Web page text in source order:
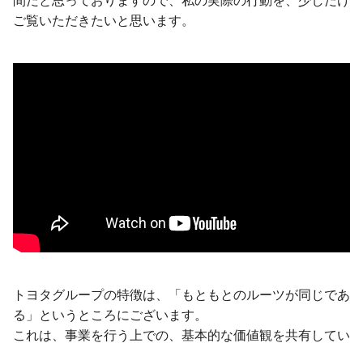
ご覧いただきたいと思います。
トヨタグループの特徴は、「もともとのルーツが同じであ
る」というところにございます。
これは、事業を行う上での、基本的な価値観を共有してい